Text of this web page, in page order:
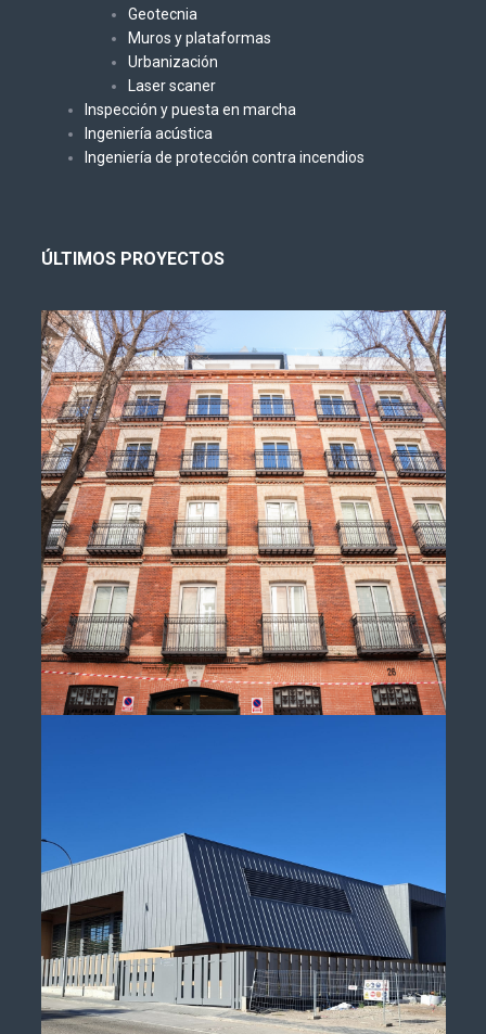
Geotecnia
Muros y plataformas
Urbanización
Laser scaner
Inspección y puesta en marcha
Ingeniería acústica
Ingeniería de protección contra incendios
ÚLTIMOS PROYECTOS